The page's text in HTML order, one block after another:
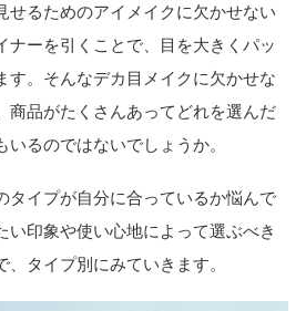
せるためのアイメイクに欠かせない
ナーを引くことで、目を大きくパッ
す。そんなデカ目メイクに欠かせな
商品がたくさんあってどれを選んだ
るのではないでしょうか。
タイプが自分に合っているか悩んで
い印象や使い心地によって選ぶべき
タイプ別にみていきます。